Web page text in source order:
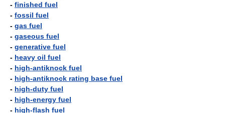
- finished fuel
- fossil fuel
- gas fuel
- gaseous fuel
- generative fuel
- heavy oil fuel
- high-antiknock fuel
- high-antiknock rating base fuel
- high-duty fuel
- high-energy fuel
- high-flash fuel